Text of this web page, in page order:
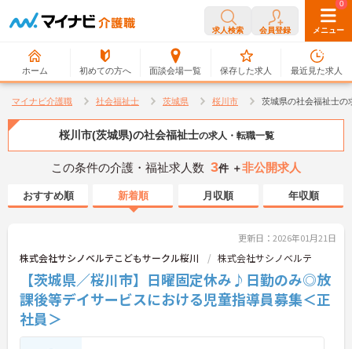
求人検索 会員登録 メニュー
ホーム 初めての方へ 面談会場一覧
0
保存した求人
0
最近見た求人
マイナビ介護職 社会福祉士 茨城県 桜川市 茨城県の社会福祉士の
桜川市(茨城県)の社会福祉士の求人・転職一覧
この条件の介護・福祉求人数 3件 ＋非公開求人
おすすめ順 新着順 月収順 年収順
更新日：2026年01月21日
株式会社サシノベルテこどもサークル桜川 株式会社サシノベルテ
【茨城県／桜川市】日曜固定休み♪日勤のみ◎放
課後等デイサービスにおける児童指導員募集＜正
社員＞